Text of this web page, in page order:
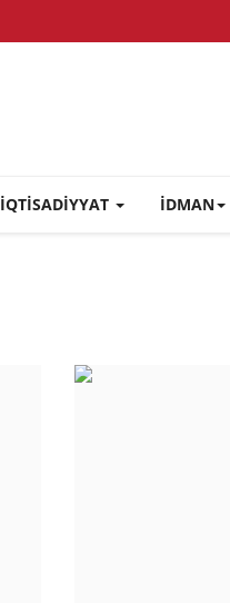
İQTİSADİYYAT İDMAN